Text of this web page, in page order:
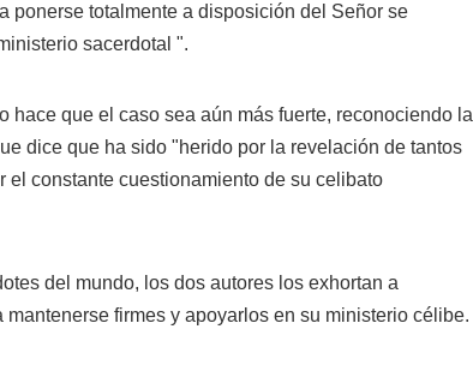
ponerse totalmente a disposición del Señor se
sacerdotal ".
hace que el caso sea aún más fuerte, reconociendo la
dice que ha sido "herido por la revelación de tantos
el constante cuestionamiento de su celibato
del mundo, los dos autores los exhortan a
firmes y apoyarlos en su ministerio célibe.